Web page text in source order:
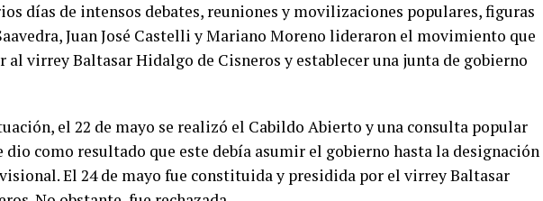
días de intensos debates, reuniones y movilizaciones populares, figuras
Juan José Castelli y Mariano Moreno lideraron el movimiento que
al virrey Baltasar Hidalgo de Cisneros y establecer una junta de gobierno
el 22 de mayo se realizó el Cabildo Abierto y una consulta popular
dio como resultado que este debía asumir el gobierno hasta la designación
El 24 de mayo fue constituida y presidida por el virrey Baltasar